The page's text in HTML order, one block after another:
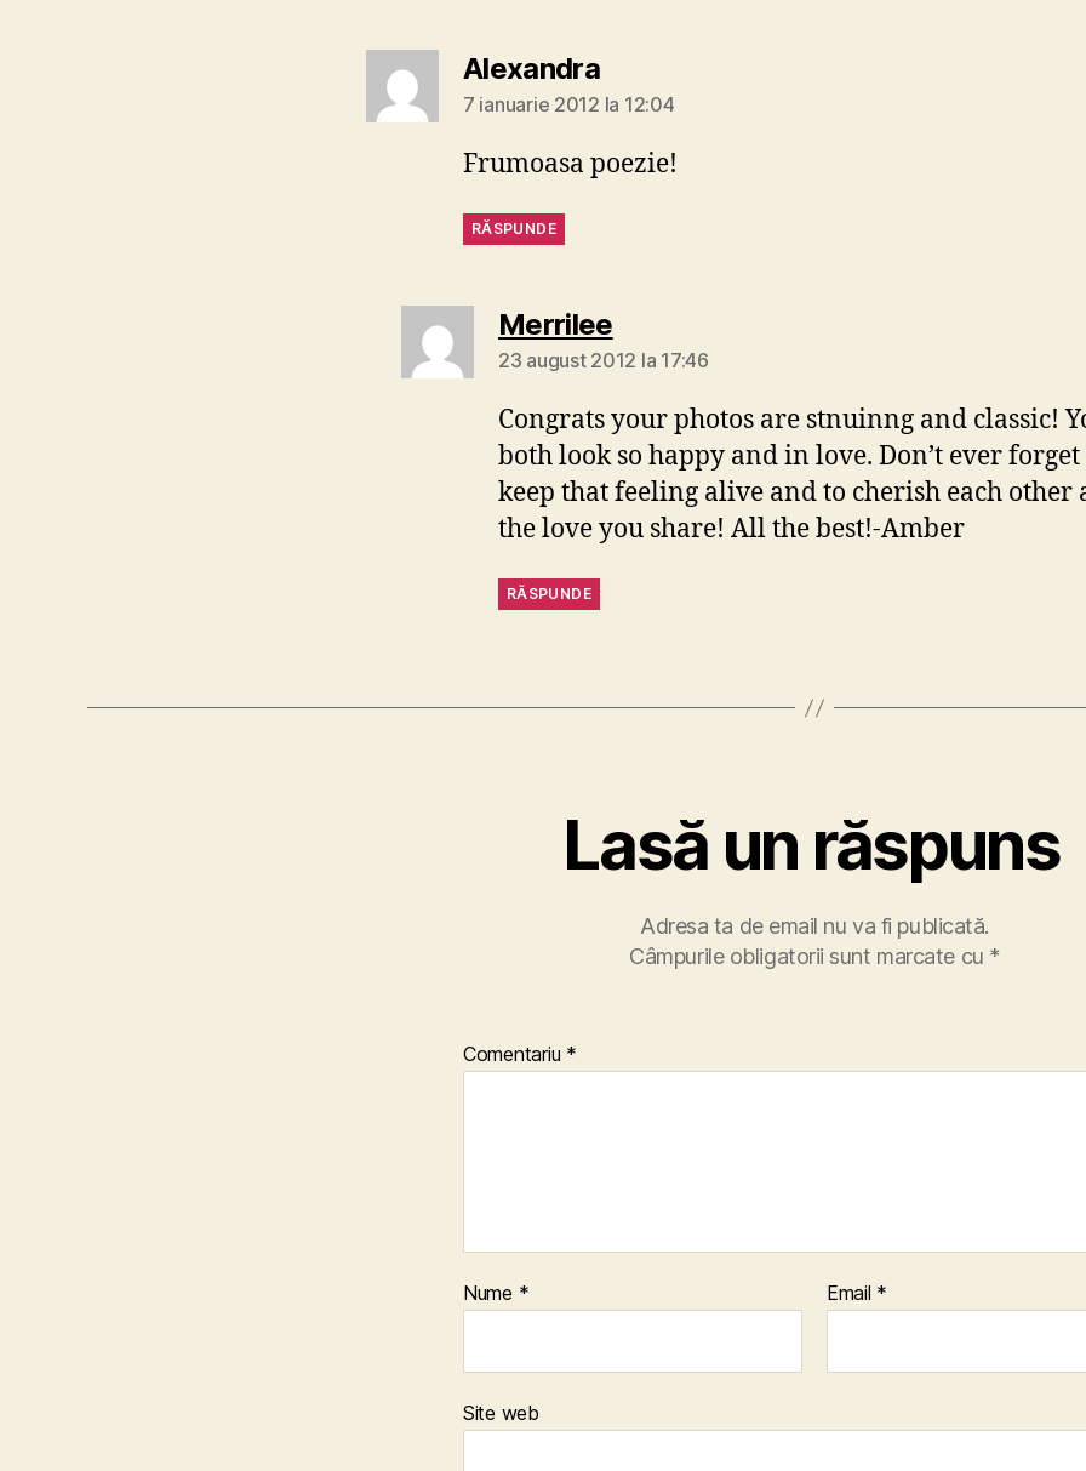
Alexandraspune:
7 ianuarie 2012 la 12:04
Frumoasa poezie!
RĂSPUNDE
Merrileespune:
23 august 2012 la 17:46
Congrats your photos are stnuinng and classic!
both look so happy and in love. Don’t ever forget
keep that feeling alive and to cherish each other
the love you share! All the best!-Amber
RĂSPUNDE
Lasă un răspuns
Adresa ta de email nu va fi publicată.
Câmpurile obligatorii sunt marcate cu *
Comentariu *
Nume * Email *
Site web